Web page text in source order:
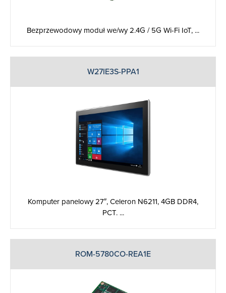
Bezprzewodowy moduł we/wy 2.4G / 5G Wi-Fi IoT, ...
W27IE3S-PPA1
Komputer panelowy 27″, Celeron N6211, 4GB DDR4,
PCT. ...
ROM-5780CO-REA1E